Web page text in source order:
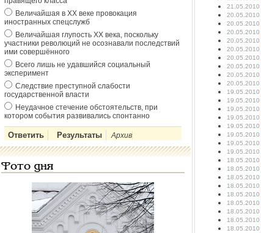
Величайшая в ХХ веке провокация
иностранных спецслужб
Величайшая глупость ХХ века, поскольку
участники революций не осознавали последствий
ими совершённого
Всего лишь не удавшийся социальный
эксперимент
Следствие преступной слабости
государственной власти
Неудачное стечение обстоятельств, при
котором события развивались спонтанно
Архив
Фото дня
21.05.2010
20.05.2010
20.05.2010
20.05.2010
20.05.2010
20.05.2010
20.05.2010
20.05.2010
20.05.2010
20.05.2010
19.05.2010
19.05.2010
19.05.2010
19.05.2010
19.05.2010
19.05.2010
19.05.2010
19.05.2010
18.05.2010
18.05.2010
18.05.2010
18.05.2010
18.05.2010
18.05.2010
18.05.2010
18.05.2010
18.05.2010